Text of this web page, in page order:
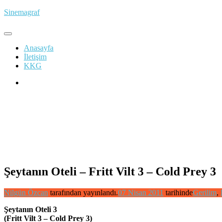
İçeriğe
Sinemagraf
Anasayfa
İletişim
KKG
Şeytanın Oteli – Fritt Vilt 3 – Cold Prey 3
Nilgün Özcan tarafından yayınlandı.07 Nisan 2011 tarihindeGerilim,
Şeytanın Oteli 3
(Fritt Vilt 3 – Cold Prey 3)